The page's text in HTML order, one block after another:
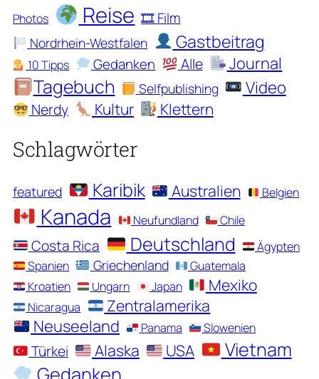
Photos Reise 🎞 Film
Nordrhein-Westfalen Gastbeitrag
10 Tipps Gedanken Alle Journal
Tagebuch Selfpublishing Video
Nerdy Kultur Klettern
Schlagwörter
featured Karibik Australien Belgien
Kanada Neufundland Chile
Costa Rica Deutschland
Ägypten
Spanien
Griechenland
Guatemala
Kroatien
Ungarn Japan Mexiko
Nicaragua Zentralamerika
Neuseeland Panama Slowenien
Türkei Alaska USA
Vietnam